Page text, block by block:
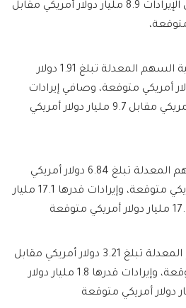
متوقعًا، ويبلغ إجمالي الإيرادات 8.9 مليار دولار أمريكي مقابل
ربحية السهم المعدلة تبلغ 1.91 دولار
مقابل 1.81 دولار أمريكي متوقعة، وصافي إيرادات
قدره 9.9 مليار دولار أمريكي مقابل 9.7 مليار دولار أمريكي
ربحية السهم المعدلة تبلغ 6.84 دولار أمريكي
مقابل 6.44 دولار أمريكي متوقعة، وإيرادات قدرها 17.1 مليار
ربحية السهم المعدلة تبلغ 3.21 دولار أمريكي مقابل
2.88 دولار أمريكي متوقعة، وإيرادات قدرها 1.8 مليار دولار